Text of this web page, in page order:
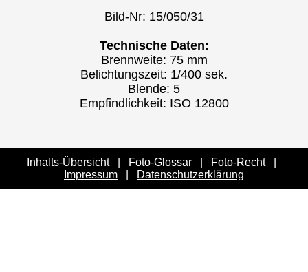
Bild-Nr: 15/050/31
Technische Daten:
Brennweite: 75 mm
Belichtungszeit: 1/400 sek.
Blende: 5
Empfindlichkeit: ISO 12800
Inhalts-Übersicht| Foto-Glossar| Foto-Recht|
Impressum
Datenschutzerklärung